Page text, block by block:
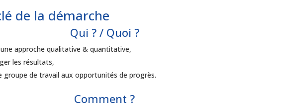
de la démarche
Qui ? / Quoi ?
approche qualitative & quantitative,
les résultats,
groupe de travail aux opportunités de progrès.
Comment ?